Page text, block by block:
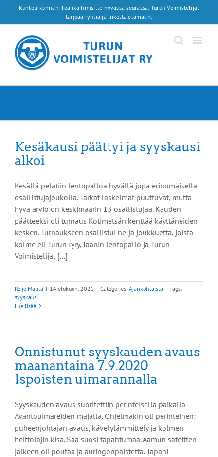
Kuntoliikunnan iloa ikäihmisille hyvässä seurassa. Turun Voimistelijat
tarjoaa ryhtiä ja liikettä elämään.
Kesäkausi päättyi ja syyskausi
alkoi
Kesällä pelatiin lentopalloa hyvällä jopa erinomaisella
osallistujajoukolla. Tarkat laskelmat puuttuvat, mutta
hyvä arvio on keskimäärin 13 osallistujaa. Kauden
päätteeksi oli turnaus Kotimetsän kenttää käyttäneiden
kesken. Turnaukseen osallistui neljä joukkuetta, joista
kolme eli Turun Jyry, Jaanin lentopallo ja Turun
Voimistelijat [...]
Reijo Malila | 14 elokuun, 2021 | Categories: Ajankohtaista | Tags:
syyskausi
Lue lisää
Onnistunut syyskauden avaus
maanantaina 7.9.2020
Ispoisten uimarannalla
Syyskauden avaus suoritettiin perinteisellä paikalla
Avantouimareiden majalla. Ohjelmakin oli perinteinen:
puheenjohtajan avaus, kävelylämmittely ja kolmen
heittolajin kisa. Sää suosi tapahtumaa. Aamun sateitten
jälkeen oli poutaa ja auringonpaistetta. Tapani